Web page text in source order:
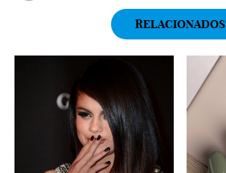
RELACIONADOS